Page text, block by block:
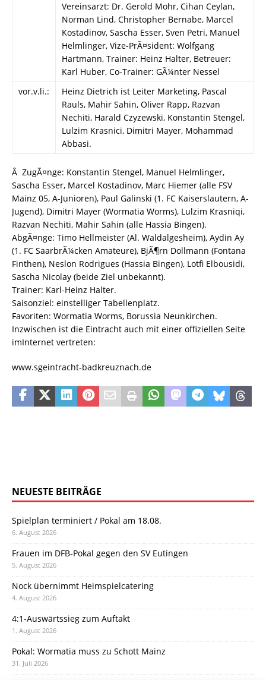
Vereinsarzt: Dr. Gerold Mohr, Cihan Ceylan,
Norman Lind, Christopher Bernabe, Marcel
Kostadinov, Sascha Esser, Sven Petri, Manuel
Helmlinger, Vize-PrÃ¤sident: Wolfgang
Hartmann, Trainer: Heinz Halter, Betreuer:
Karl Huber, Co-Trainer: GÃ¼nter Nessel
vor.v.li.:
Heinz Dietrich ist Leiter Marketing, Pascal
Rauls, Mahir Sahin, Oliver Rapp, Razvan
Nechiti, Harald Czyzewski, Konstantin Stengel,
Lulzim Krasnici, Dimitri Mayer, Mohammad
Abbasi.
Â ZugÃ¤nge: Konstantin Stengel, Manuel Helmlinger,
Sascha Esser, Marcel Kostadinov, Marc Hiemer (alle FSV
Mainz 05, A-Junioren), Paul Galinski (1. FC Kaiserslautern, A-
Jugend), Dimitri Mayer (Wormatia Worms), Lulzim Krasniqi,
Razvan Nechiti, Mahir Sahin (alle Hassia Bingen).
AbgÃ¤nge: Timo Hellmeister (Al. Waldalgesheim), Aydin Ay
(1. FC SaarbrÃ¼cken Amateure), BjÃ¶rn Dollmann (Fontana
Finthen), Neslon Rodrigues (Hassia Bingen), Lotfi Elbousidi,
Sascha Nicolay (beide Ziel unbekannt).
Trainer: Karl-Heinz Halter.
Saisonziel: einstelliger Tabellenplatz.
Favoriten: Wormatia Worms, Borussia Neunkirchen.
Inzwischen ist die Eintracht auch mit einer offiziellen Seite
imInternet vertreten:
www.sgeintracht-badkreuznach.de
NEUESTE BEITRÄGE
Spielplan terminiert / Pokal am 18.08.
6. August 2026
Frauen im DFB-Pokal gegen den SV Eutingen
5. August 2026
Nock übernimmt Heimspielcatering
4. August 2026
4:1-Auswärtssieg zum Auftakt
1. August 2026
Pokal: Wormatia muss zu Schott Mainz
31. Juli 2026